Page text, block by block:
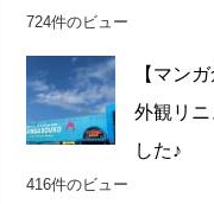
724件のビュー
【マン
外観リニ
した♪
416件のビュー